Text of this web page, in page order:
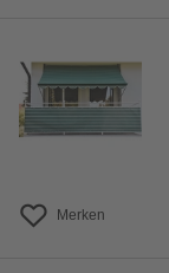
Merken